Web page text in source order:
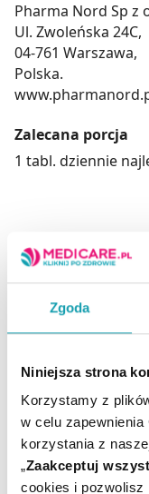
Zgoda
Niniejsza strona
Korzystamy z
w celu
korzystania z
„Zaakceptuj
cookies i pozwolisz
Pharma Nord Sp z
Ul. Zwoleńska 24C,
04-761 Warszawa,
Polska.
Zalecana porcja
1 tabl. dziennie
Suplement diety
substytut
Nie należy
ciągu dnia.
Zrównoważony
człowieka.
Przechowywać w
dzieci.
Nie należy
nadwrażliwości